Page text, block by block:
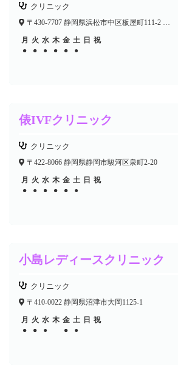
クリニック
〒430-7707 静岡県浜松市中区板屋町111-2 浜松アクトタワー7F
月 火 水 木 金 土 日 祝
●
● ● ● ● ●
● ● ● ●
俵IVFクリニック
クリニック
〒422-8066 静岡県静岡市駿河区泉町2-20
月 火 水 木 金 土 日 祝
●
● ● ● ● ●
● ● ● ●
小島レディースクリニック
クリニック
〒410-0022 静岡県沼津市大岡1125-1
月 火 水 木 金 土 日 祝
●
● ● ● ●
● ● ●